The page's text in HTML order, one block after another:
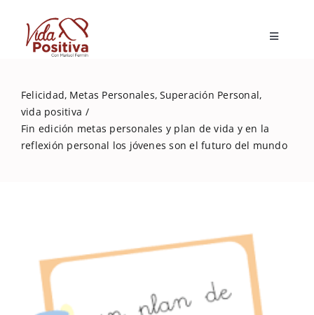
content
Toggle
Capacitaciones
Felicidad Metas Personales Superación Personal
vida positiva
Fin edición metas personales y plan de vida y en la
reflexión personal los jóvenes son el futuro del mundo